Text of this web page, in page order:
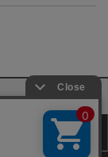
ウェア